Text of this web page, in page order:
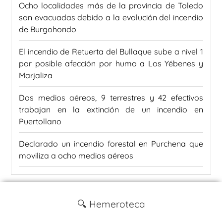
Ocho localidades más de la provincia de Toledo
son evacuadas debido a la evolución del incendio
de Burgohondo
El incendio de Retuerta del Bullaque sube a nivel 1
por posible afección por humo a Los Yébenes y
Marjaliza
Dos medios aéreos, 9 terrestres y 42 efectivos
trabajan en la extinción de un incendio en
Puertollano
Declarado un incendio forestal en Purchena que
moviliza a ocho medios aéreos
🔍 Hemeroteca